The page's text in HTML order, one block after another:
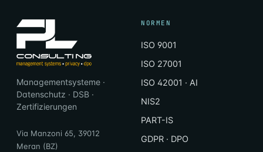
Managementsysteme ·
Datenschutz · DSB ·
Zertifizierungen
Via Manzoni 65, 39012
Meran (BZ)
NORMEN
ISO 9001
ISO 27001
ISO 42001 · AI
NIS2
PART-IS
GDPR · DPO